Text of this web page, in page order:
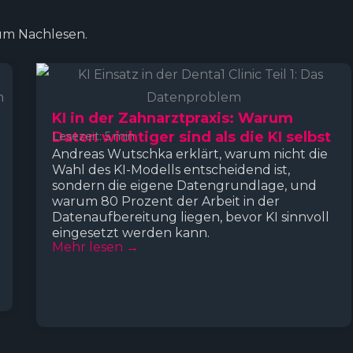
Nachlesen.
KI in der Zahnarztpraxis: Warum
Daten wichtiger sind als die KI selbst
Lesezeit: 5 min
Andreas Wutschka erklärt, warum nicht die
Wahl des KI-Modells entscheidend ist,
sondern die eigene Datengrundlage, und
warum 80 Prozent der Arbeit in der
Datenaufbereitung liegen, bevor KI sinnvoll
eingesetzt werden kann.
Mehr lesen →